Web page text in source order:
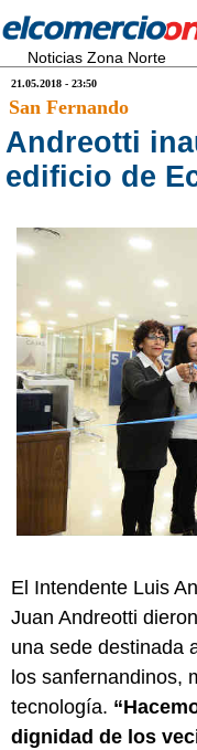
Noticias Zona Norte
21.05.2018 - 23:50
San Fernando
Andreotti
edificio de
El Intendente Luis
Juan Andreotti
una sede destinada
los sanfernandinos,
tecnología.
dignidad de los